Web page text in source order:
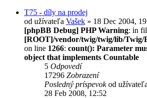
T75 - díly na prodej
od užívateľa Vašek » 18 Dec 2004,
[phpBB Debug] PHP Warning: in
[ROOT]/vendor/twig/twig/lib/Twig/
on line 1266: count(): Parameter
object that implements Countable
5 Odpovedí
17296 Zobrazení
Posledný príspevokod užívateľa
28 Feb 2008, 12:52